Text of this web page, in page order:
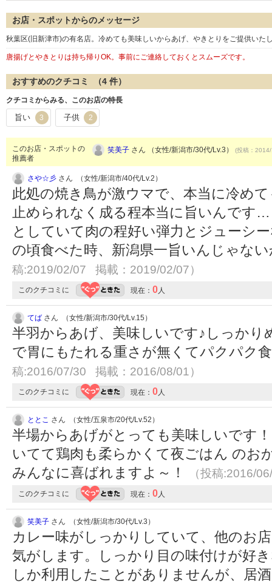
お店・スポットからのメッセージ
秋葉区(旧新津市)の有名店。冷めても美味しいからあげ、やきとりをご提供いた
唐揚げとやきとりは持ち帰りOK。事前にご連絡しておくとスムーズです。
おすすめのクチコミ （4 件）
クチコミからみる、このお店の特長
旨い 3 子供 2
このお店・スポットの
推薦者
笑美子 さん （女性/新潟市/30代/Lv.3） (投稿：
さや☆彡 さん （女性/新潟市/40代/Lv.2）
此処の焼き鳥が激ウマで、本当に冷め
止められなく成る程本当に旨いんです
としていて肉の程好い弾力とジューシ
の頃食べた時、新潟県一旨いんじゃな
稿:2019/02/07 掲載：2019/02/07）
このクチコミに 現在： 0 人
てば さん （女性/新潟市/30代/Lv.15）
半羽からあげ、美味しいです♪しっかり
で胃にもたれる重さが無くてパクパク
稿:2016/07/30 掲載：2016/08/01）
このクチコミに 現在： 0 人
ととこ さん （女性/五泉市/20代/Lv.52）
半場からあげがとっても美味しいです
いてて鶏肉も柔らかくて夜ごはん のお
みんなに喜ばれますよ～！
（投稿:2016/
このクチコミに 現在： 0 人
笑美子 さん （女性/新潟市/30代/Lv.3）
カレー味がしっかりしていて、他のお
気がします。しっかり目の味付けが好
しか利用したことがありませんが、居